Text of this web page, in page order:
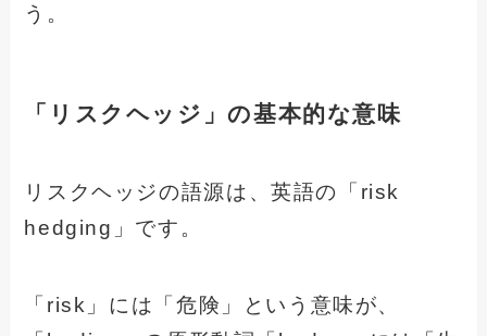
う。
「リスクヘッジ」の基本的な意味
リスクヘッジの語源は、英語の「risk
hedging」です。
「risk」には「危険」という意味が、